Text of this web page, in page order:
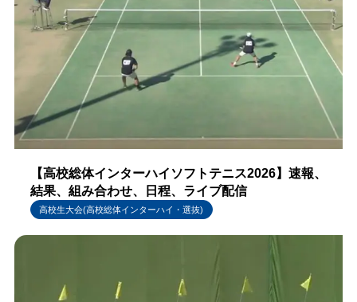
【高校総体インターハイソフトテニス2026】速報、
結果、組み合わせ、日程、ライブ配信
高校生大会(高校総体インターハイ・選抜)